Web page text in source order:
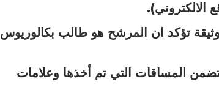
الالكتروني).
تؤكد ان المرشح هو طالب بكالوريوس
المساقات التي تم أخذها وعلامات